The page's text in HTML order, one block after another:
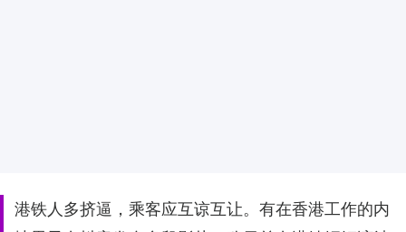
港铁人多挤逼，乘客应互谅互让。有在香港工作的内